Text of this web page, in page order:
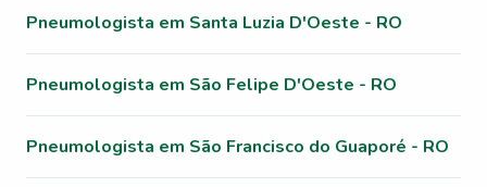
Pneumologista em Santa Luzia D'Oeste - RO
Pneumologista em São Felipe D'Oeste - RO
Pneumologista em São Francisco do Guaporé - RO